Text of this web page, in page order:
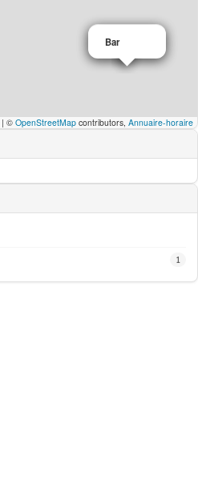
Bar
Bar
| © OpenStreetMap contributors, Annuaire-horaire
1